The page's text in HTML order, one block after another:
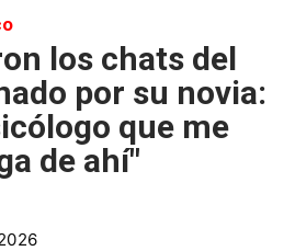
los chats del
por su novia:
que me
de ahí"